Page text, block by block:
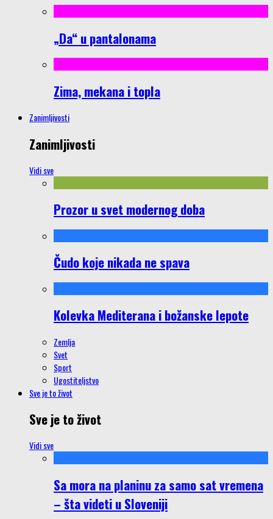
„Da“ u pantalonama
Zima, mekana i topla
Zanimljivosti
Zanimljivosti
Vidi sve
Prozor u svet modernog doba
Čudo koje nikada ne spava
Kolevka Mediterana i božanske lepote
Zemlja
Svet
Sport
Ugostiteljstvo
Sve je to život
Sve je to život
Vidi sve
Sa mora na planinu za samo sat vremena
– šta videti u Sloveniji